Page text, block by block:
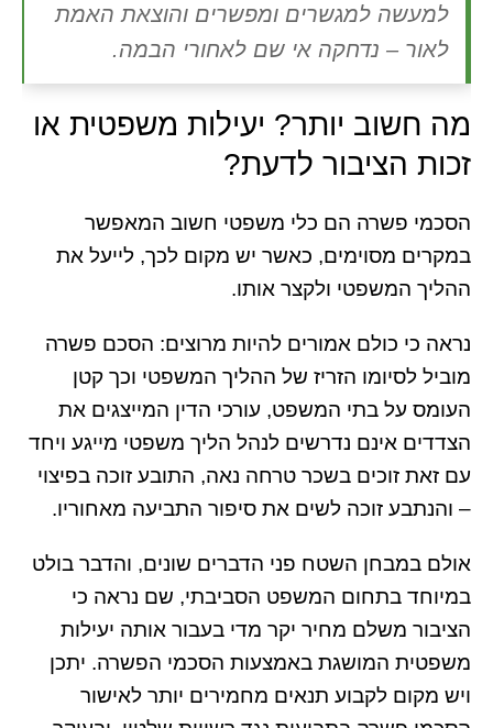
למעשה למגשרים ומפשרים והוצאת האמת
לאור – נדחקה אי שם לאחורי הבמה.
מה חשוב יותר? יעילות משפטית או
זכות הציבור לדעת?
הסכמי פשרה הם כלי משפטי חשוב המאפשר
במקרים מסוימים, כאשר יש מקום לכך, לייעל את
ההליך המשפטי ולקצר אותו.
נראה כי כולם אמורים להיות מרוצים: הסכם פשרה
מוביל לסיומו הזריז של ההליך המשפטי וכך קטן
העומס על בתי המשפט, עורכי הדין המייצגים את
הצדדים אינם נדרשים לנהל הליך משפטי מייגע ויחד
עם זאת זוכים בשכר טרחה נאה, התובע זוכה בפיצוי
– והנתבע זוכה לשים את סיפור התביעה מאחוריו.
אולם במבחן השטח פני הדברים שונים, והדבר בולט
במיוחד בתחום המשפט הסביבתי, שם נראה כי
הציבור משלם מחיר יקר מדי בעבור אותה יעילות
משפטית המושגת באמצעות הסכמי הפשרה. יתכן
ויש מקום לקבוע תנאים מחמירים יותר לאישור